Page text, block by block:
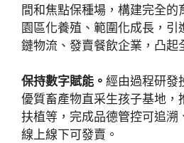
間和焦點保種場，構建完全的
園區化養殖、範圍化成長，引
鏈物流、發賣餐飲企業，凸起
保持數字賦能。 經由過程研發
優質畜產物直采生孩子基地，
扶植等，完成品德管控可追溯
線上線下可發賣。